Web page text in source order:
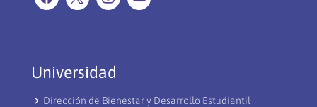
Universidad
Dirección de Bienestar y Desarrollo Estudiantil